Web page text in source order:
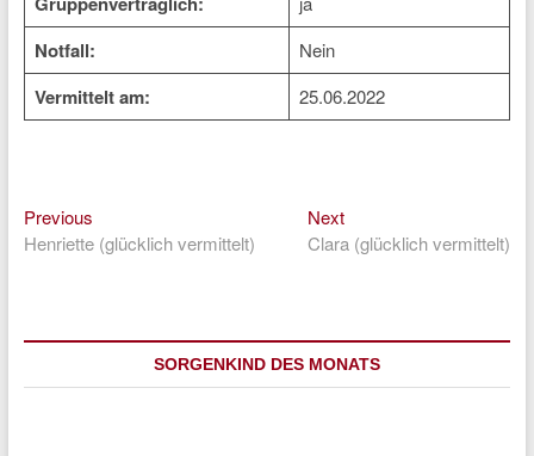
Notfall: Nein
Vermittelt am: 25.06.2022
Beitragsnavigation
PreviousPrevious
post:
Henriette (glücklich vermittelt)
NextNext
post:
Clara (glücklich vermittelt)
SORGENKIND DES MONATS